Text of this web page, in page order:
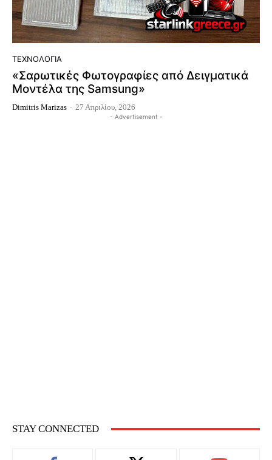
ΤΕΧΝΟΛΟΓΊΑ
«Σαρωτικές Φωτογραφίες από Δειγματικά
Μοντέλα της Samsung»
Dimitris Marizas - 27 Απριλίου, 2026
- Advertisement -
STAY CONNECTED